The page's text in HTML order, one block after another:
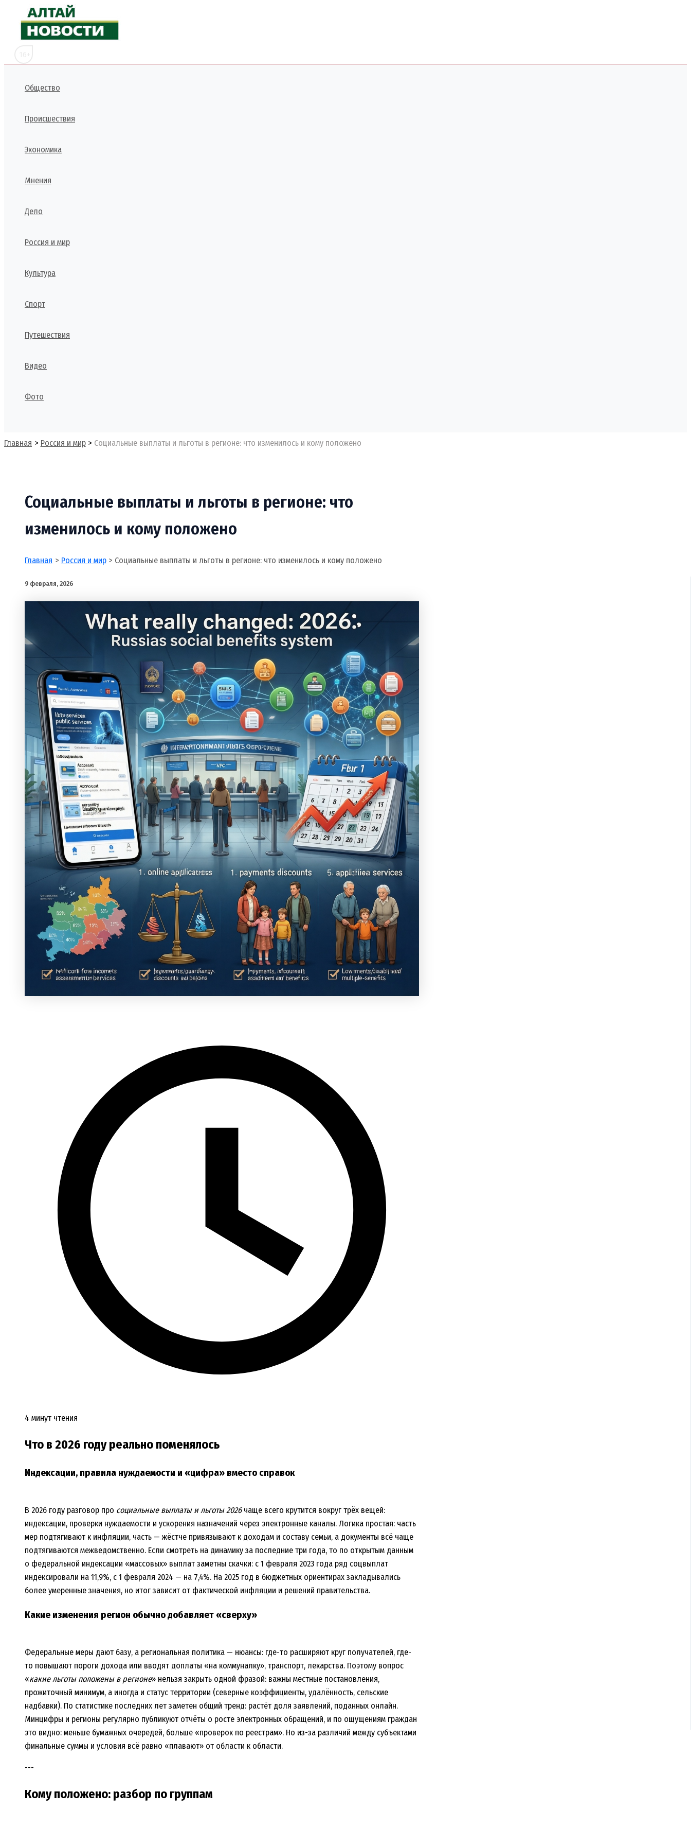
Перейти
содержимому
Общество
Происшествия
Экономика
Мнения
Дело
Россия и мир
Культура
Спорт
Путешествия
Видео
Фото
Главная Россия и мир Социальные выплаты и льготы в регионе: что изменилось и кому положено
Социальные выплаты и льготы в регионе: что
изменилось и кому положено
Главная Россия и мир Социальные выплаты и льготы в регионе: что изменилось и кому положено
9 февраля, 2026
4 минут чтения
Что в 2026 году реально поменялось
Индексации, правила нуждаемости и «цифра» вместо справок
В 2026 году разговор про социальные выплаты и льготы 2026чаще всего крутится вокруг трёх вещей:
индексации, проверки нуждаемости и ускорения назначений через электронные каналы. Логика простая: часть
мер подтягивают к инфляции, часть — жёстче привязывают к доходам и составу семьи, а документы всё чаще
подтягиваются межведомственно. Если смотреть на динамику за последние три года, то по открытым данным
о федеральной индексации «массовых» выплат заметны скачки: с 1 февраля 2023 года ряд соцвыплат
индексировали на 11,9%, с 1 февраля 2024 — на 7,4%. На 2025 год в бюджетных ориентирах закладывались
более умеренные значения, но итог зависит от фактической инфляции и решений правительства.
Какие изменения регион обычно добавляет «сверху»
Федеральные меры дают базу, а региональная политика — нюансы: где-то расширяют круг получателей, где-
то повышают пороги дохода или вводят доплаты «на коммуналку», транспорт, лекарства. Поэтому вопрос
«какие льготы положены в регионе» нельзя закрыть одной фразой: важны местные постановления,
прожиточный минимум, а иногда и статус территории (северные коэффициенты, удалённость, сельские
надбавки). По статистике последних лет заметен общий тренд: растёт доля заявлений, поданных онлайн.
Минцифры и регионы регулярно публикуют отчёты о росте электронных обращений, и по ощущениям граждан
это видно: меньше бумажных очередей, больше «проверок по реестрам». Но из-за различий между субъектами
финальные суммы и условия всё равно «плавают» от области к области.
---
Кому положено: разбор по группам